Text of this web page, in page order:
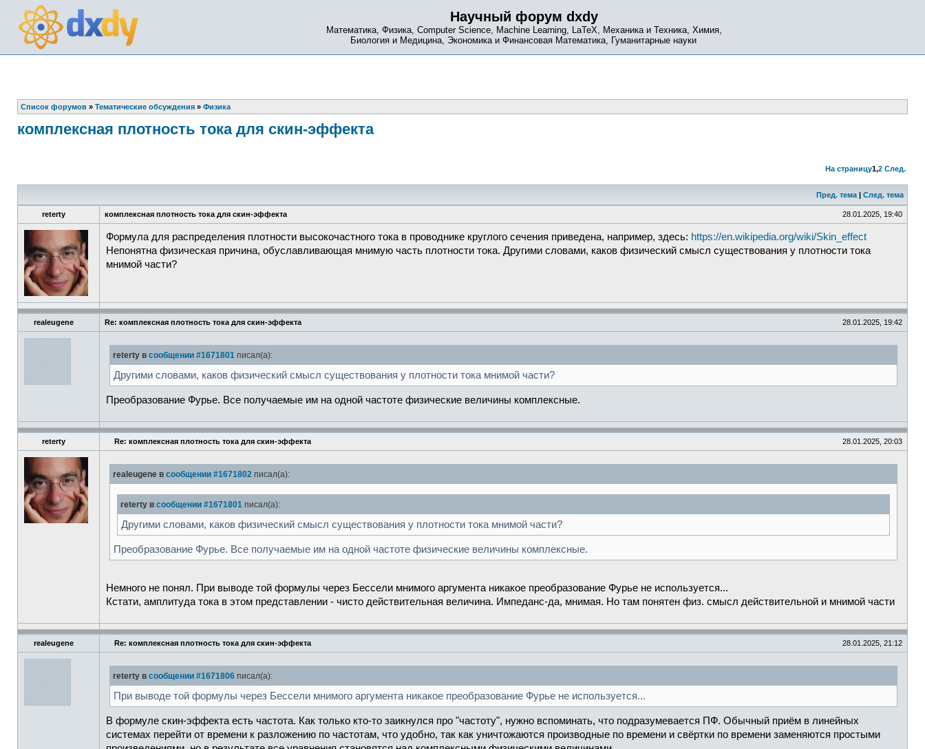
Научный форум dxdy
Математика, Физика, Computer Science, Machine Learning, LaTeX, Механика и Техника, Химия,
Биология и Медицина, Экономика и Финансовая Математика, Гуманитарные науки
Список форумов » Тематические обсуждения » Физика
комплексная плотность тока для скин-эффекта
На страницу1,2 След.
Пред. тема | След. тема
reterty комплексная плотность тока для скин-эффекта 28.01.2025, 19:40
Формула для распределения плотности высокочастного тока в проводнике круглого сечения приведена, например, здесь: https://en.wikipedia.org/wiki/Skin_effect
Непонятна физическая причина, обуславливающая мнимую часть плотности тока. Другими словами, каков физический смысл существования у плотности тока
мнимой части?
realeugene Re: комплексная плотность тока для скин-эффекта 28.01.2025, 19:42
reterty в сообщении #1671801 писал(а):
Другими словами, каков физический смысл существования у плотности тока мнимой части?
Преобразование Фурье. Все получаемые им на одной частоте физические величины комплексные.
reterty Re: комплексная плотность тока для скин-эффекта 28.01.2025, 20:03
realeugene в сообщении #1671802 писал(а):
reterty в сообщении #1671801 писал(а):
Другими словами, каков физический смысл существования у плотности тока мнимой части?
Преобразование Фурье. Все получаемые им на одной частоте физические величины комплексные.
Немного не понял. При выводе той формулы через Бессели мнимого аргумента никакое преобразование Фурье не используется...
Кстати, амплитуда тока в этом представлении - чисто действительная величина. Импеданс-да, мнимая. Но там понятен физ. смысл действительной и мнимой части
realeugene Re: комплексная плотность тока для скин-эффекта 28.01.2025, 21:12
reterty в сообщении #1671806 писал(а):
При выводе той формулы через Бессели мнимого аргумента никакое преобразование Фурье не используется...
В формуле скин-эффекта есть частота. Как только кто-то заикнулся про "частоту", нужно вспоминать, что подразумевается ПФ. Обычный приём в линейных
системах перейти от времени к разложению по частотам, что удобно, так как уничтожаются производные по времени и свёртки по времени заменяются простыми